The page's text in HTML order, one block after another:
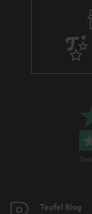
Teufel Blog